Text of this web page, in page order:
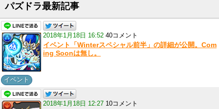
パズドラ最新記事
2018年1月18日 16:52 40コメント
イベント「Winterスペシャル前半」の詳細が公開。Com
ing Soonは無し。
イベント
2018年1月18日 12:27 10コメント